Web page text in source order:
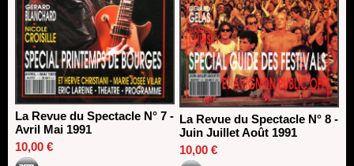
La Revue du Spectacle N° 7 -
Avril Mai 1991
10,00 €
La Revue du Spectacle N° 8 -
Juin Juillet Août 1991
10,00 €